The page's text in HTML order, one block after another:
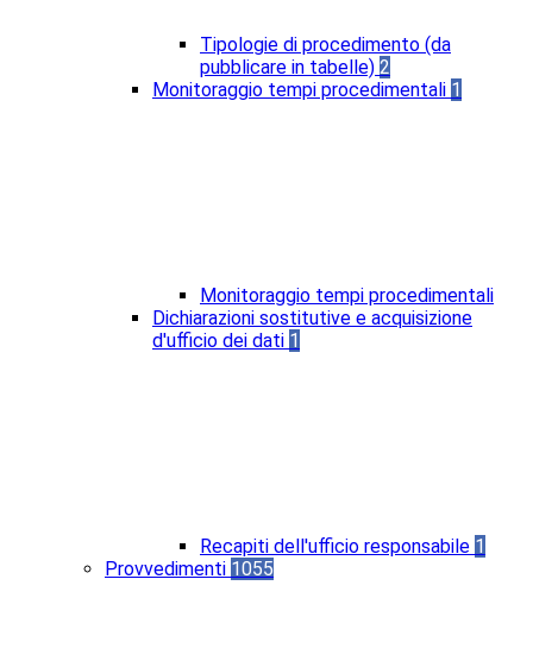
Tipologie di procedimento (da
pubblicare in tabelle) 2
Monitoraggio tempi procedimentali 1
Monitoraggio tempi procedimentali
Dichiarazioni sostitutive e acquisizione
d'ufficio dei dati 1
Recapiti dell'ufficio responsabile 1
Provvedimenti 1055